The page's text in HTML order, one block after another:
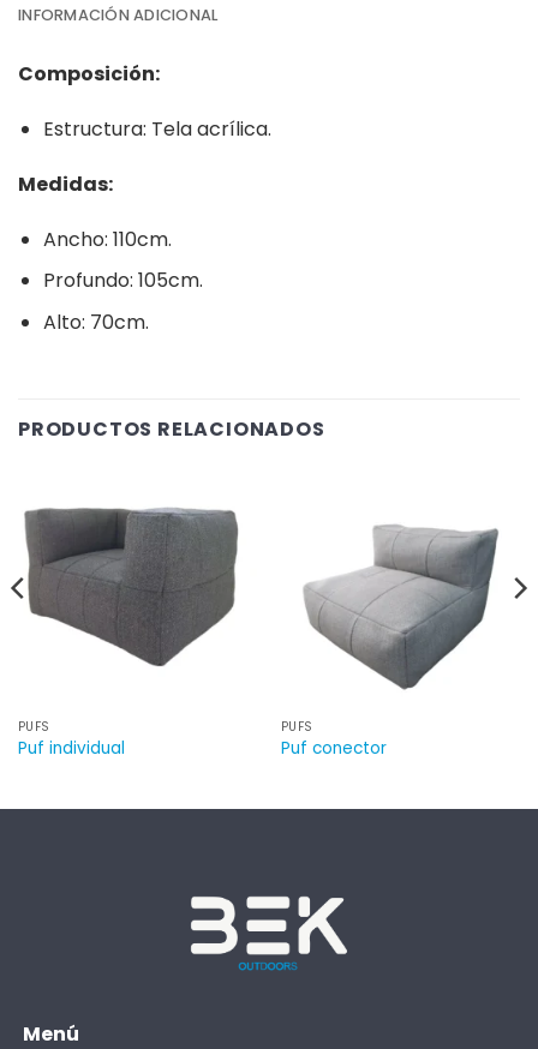
INFORMACIÓN ADICIONAL
Composición:
Estructura: Tela acrílica.
Medidas:
Ancho: 110cm.
Profundo: 105cm.
Alto: 70cm.
PRODUCTOS RELACIONADOS
PUFS
Puf individual
PUFS
Puf conector
Menú